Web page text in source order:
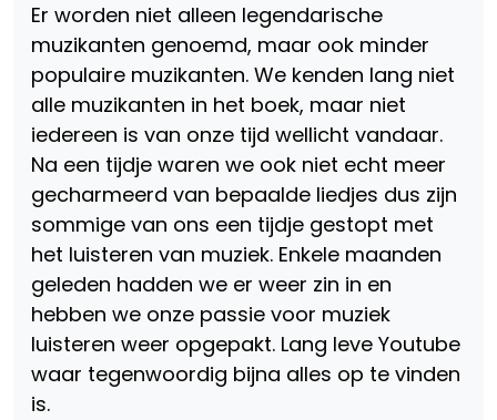
Er worden niet alleen legendarische
muzikanten genoemd, maar ook minder
populaire muzikanten. We kenden lang niet
alle muzikanten in het boek, maar niet
iedereen is van onze tijd wellicht vandaar.
Na een tijdje waren we ook niet echt meer
gecharmeerd van bepaalde liedjes dus zijn
sommige van ons een tijdje gestopt met
het luisteren van muziek. Enkele maanden
geleden hadden we er weer zin in en
hebben we onze passie voor muziek
luisteren weer opgepakt. Lang leve Youtube
waar tegenwoordig bijna alles op te vinden
is.